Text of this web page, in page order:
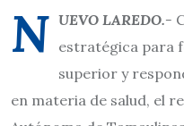
N UEVO LAREDO.-
estratégica para
superior y
en materia de salud, el